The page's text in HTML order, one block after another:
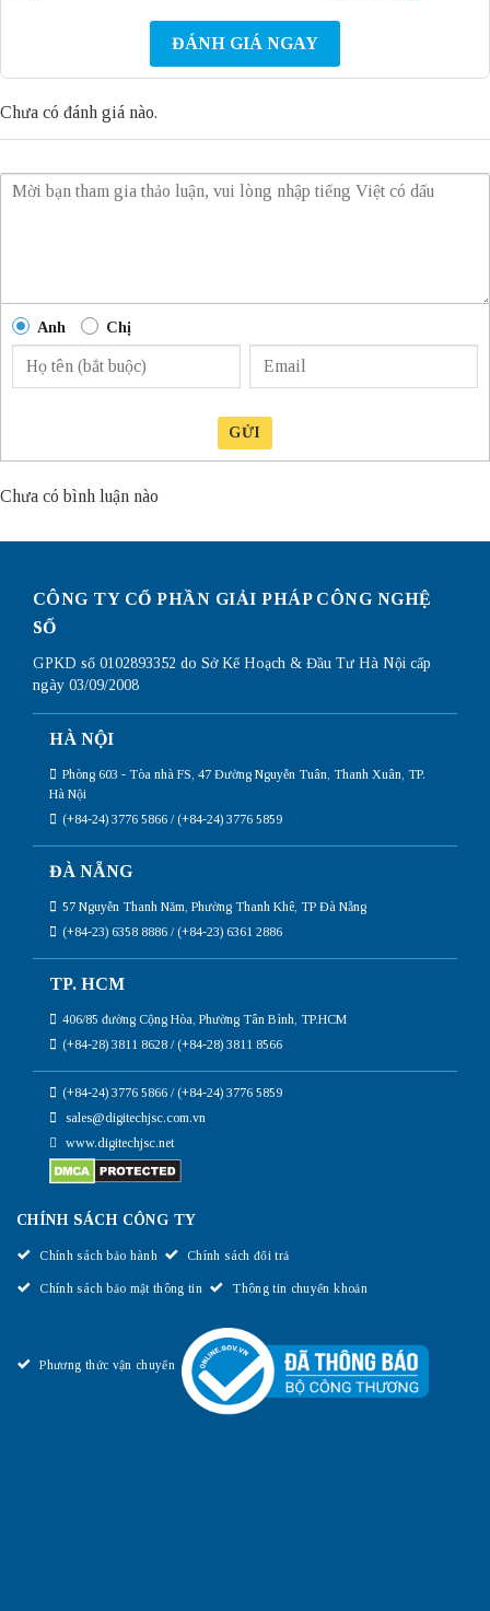
ĐÁNH GIÁ NGAY
Chưa có đánh giá nào.
Anh Chị
GỬI
Chưa có bình luận nào
CÔNG TY CỔ PHẦN GIẢI PHÁP CÔNG NGHỆ
SỐ
GPKD số 0102893352 do Sở Kế Hoạch & Đầu Tư Hà Nội cấp
ngày 03/09/2008
HÀ NỘI
Phòng 603 - Tòa nhà FS, 47 Đường Nguyễn Tuân, Thanh Xuân, TP.
Hà Nội
(+84-24) 3776 5866 / (+84-24) 3776 5859
ĐÀ NẴNG
57 Nguyễn Thanh Năm, Phường Thanh Khê, TP Đà Nẵng
(+84-23) 6358 8886 / (+84-23) 6361 2886
TP. HCM
406/85 đường Cộng Hòa, Phường Tân Bình, TP.HCM
(+84-28) 3811 8628 / (+84-28) 3811 8566
(+84-24) 3776 5866 / (+84-24) 3776 5859
sales@digitechjsc.com.vn
www.digitechjsc.net
CHÍNH SÁCH CÔNG TY
Chính sách bảo hành Chính sách đổi trả
Chính sách bảo mật thông tin Thông tin chuyển khoản
Phương thức vận chuyển